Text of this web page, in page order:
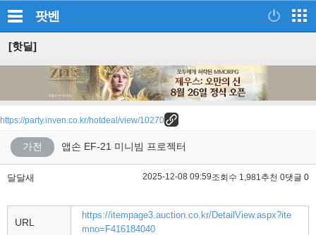
팟벤
[핫딜]
https://party.inven.co.kr/hotdeal/view/10270
가전 앱손 EF-21 미니빔 프로젝터
달달새 2025-12-08 09:59조회수 1,981추천 0댓글 0
URL
https://itempage3.auction.co.kr/DetailView.aspx?ite
mno=F416184040